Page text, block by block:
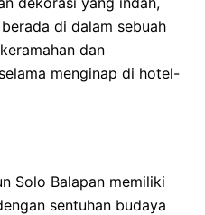
di dalam sebuah
dan
menginap di hotel-
Solo Balapan memiliki
sentuhan budaya